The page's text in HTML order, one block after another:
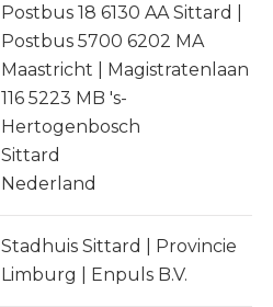
Postbus 18 6130 AA Sittard |
Postbus 5700 6202 MA
Maastricht | Magistratenlaan
116 5223 MB 's-
Hertogenbosch
Sittard
Nederland
Stadhuis Sittard | Provincie
Limburg | Enpuls B.V.